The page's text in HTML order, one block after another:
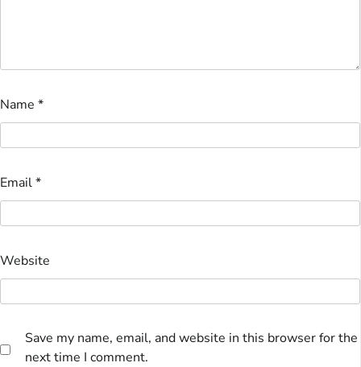
Name *
Email*
Website
Save my name, email, and website in this browser for the
next time I comment.